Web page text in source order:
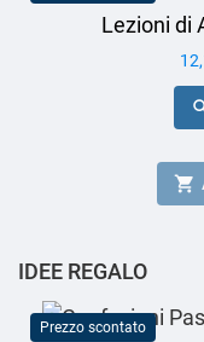
Lezioni di

IDEE REGALO
Prezzo scontato